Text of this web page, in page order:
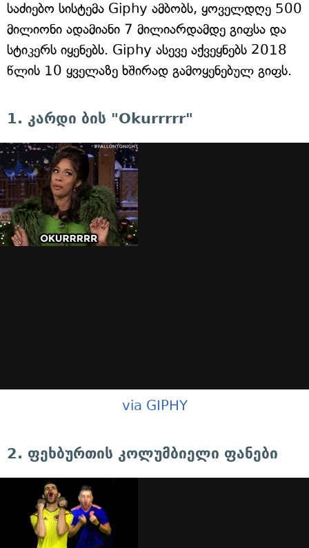
საძიებო სისტემა Giphy ამბობს, ყოველდღე 500
მილიონი ადამიანი 7 მილიარდამდე გიფსა და
სტიკერს იყენებს. Giphy ასევე აქვეყნებს 2018
წლის 10 ყველაზე ხშირად გამოყენებულ გიფს.
1. კარდი ბის "Okurrrrr"
via GIPHY
2. ფეხბურთის კოლუმბიელი ფანები